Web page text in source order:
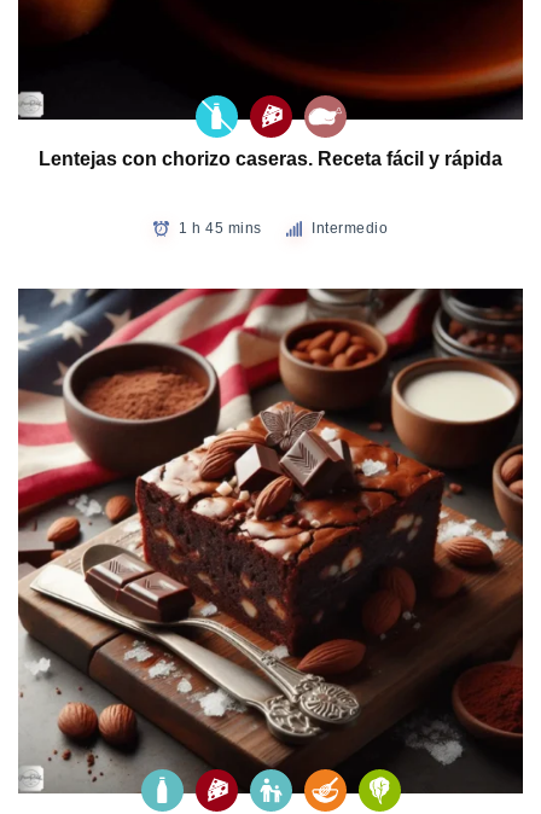
Lentejas con chorizo caseras. Receta fácil y rápida
1 h 45 mins Intermedio